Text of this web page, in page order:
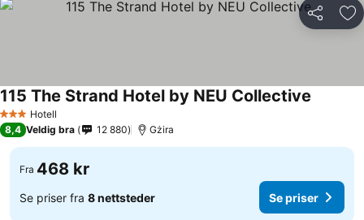
Del
3 StjernerHotell
115 The Strand Hotel by NEU Collective
8,4 Veldig bra 12 880 Gżira
Fra 468 kr
Se priser fra 8 nettsteder Se priser